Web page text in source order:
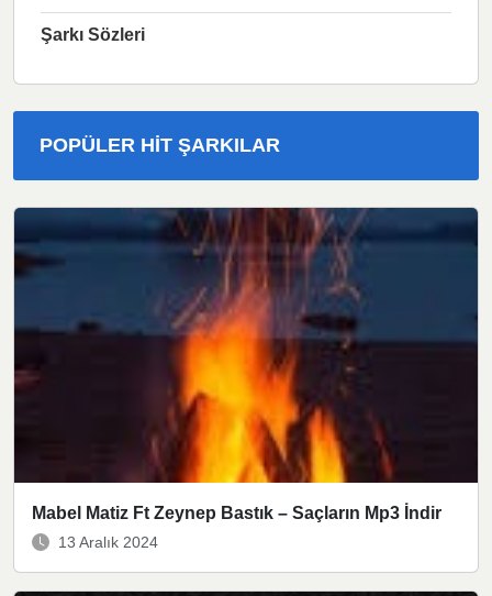
Şarkı Sözleri
POPÜLER HIT ŞARKILAR
Mabel Matiz Ft Zeynep Bastık – Saçların Mp3 İndir
13 Aralık 2024